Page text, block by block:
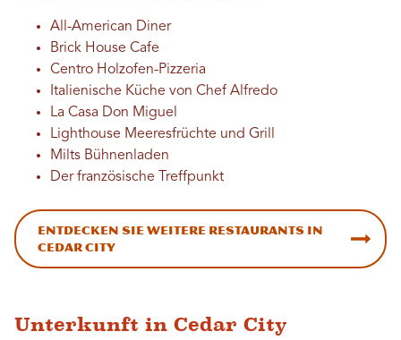
All-American Diner
Brick House Cafe
Centro Holzofen-Pizzeria
Italienische Küche von Chef Alfredo
La Casa Don Miguel
Lighthouse Meeresfrüchte und Grill
Milts Bühnenladen
Der französische Treffpunkt
Entdecken Sie weitere Restaurants in
Cedar City
Unterkunft in Cedar City